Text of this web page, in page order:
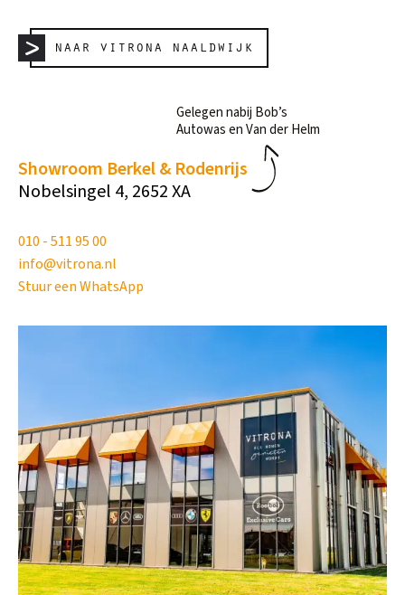
naar vitrona naaldwijk
Showroom Berkel & Rodenrijs
Nobelsingel 4, 2652 XA
Gelegen nabij Bob’s
Autowas en Van der Helm
010 - 511 95 00
info@vitrona.nl
Stuur een WhatsApp